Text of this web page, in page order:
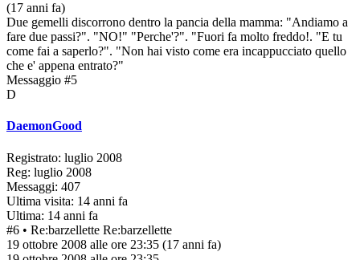
(17 anni fa)
Due gemelli discorrono dentro la pancia della mamma: "Andiamo a
fare due passi?". "NO!" "Perche'?". "Fuori fa molto freddo!. "E tu
come fai a saperlo?". "Non hai visto come era incappucciato quello
che e' appena entrato?"
Messaggio #5
D
DaemonGood
Registrato: luglio 2008
Reg: luglio 2008
Messaggi: 407
Ultima visita: 14 anni fa
Ultima: 14 anni fa
#6 • Re:barzellette Re:barzellette
19 ottobre 2008 alle ore 23:35 (17 anni fa)